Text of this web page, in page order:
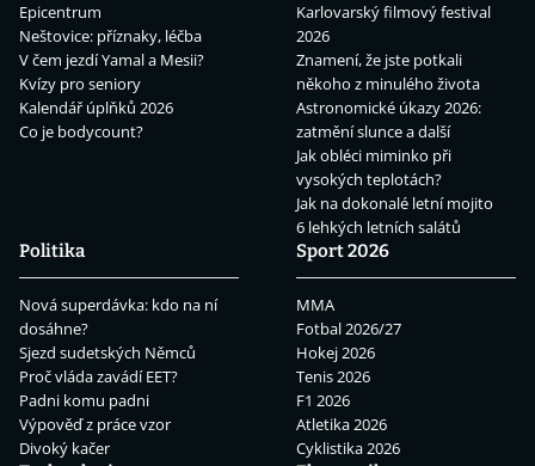
Epicentrum
Neštovice: příznaky, léčba
V čem jezdí Yamal a Mesii?
Kvízy pro seniory
Kalendář úplňků 2026
Co je bodycount?
Karlovarský filmový festival
2026
Znamení, že jste potkali
někoho z minulého života
Astronomické úkazy 2026:
zatmění slunce a další
Jak obléci miminko při
vysokých teplotách?
Jak na dokonalé letní mojito
6 lehkých letních salátů
Politika
Nová superdávka: kdo na ní
dosáhne?
Sjezd sudetských Němců
Proč vláda zavádí EET?
Padni komu padni
Výpověď z práce vzor
Divoký kačer
Sport 2026
MMA
Fotbal 2026/27
Hokej 2026
Tenis 2026
F1 2026
Atletika 2026
Cyklistika 2026